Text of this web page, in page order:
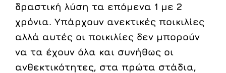
δραστική λύση τα επόμενα 1 με 2
χρόνια. Υπάρχουν ανεκτικές ποικιλίες
αλλά αυτές οι ποικιλίες δεν μπορούν
να τα έχουν όλα και συνήθως οι
ανθεκτικότητες, στα πρώτα στάδια,